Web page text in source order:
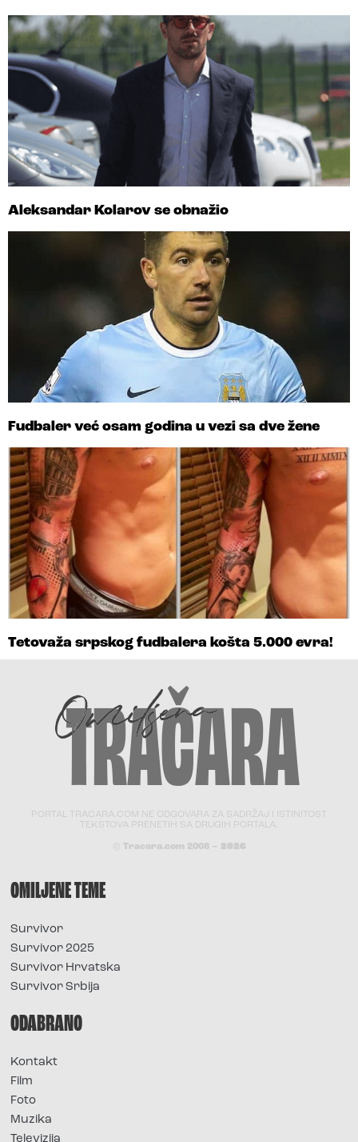
Aleksandar Kolarov se obnažio
Fudbaler već osam godina u vezi sa dve žene
Tetovaža srpskog fudbalera košta 5.000 evra!
PORTAL TRACARA.COM NE ODGOVARA ZA SADRŽAJ I ISTINITOST
TEKSTOVA PRENETIH SA DRUGIH PORTALA.
© Tracara.com 2008 – 2026
OMILJENE TEME
Survivor
Survivor 2025
Survivor Hrvatska
Survivor Srbija
ODABRANO
Kontakt
Film
Foto
Muzika
Televizija